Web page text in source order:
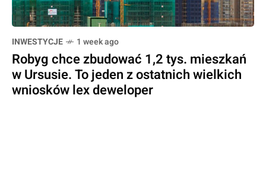
INWESTYCJE 1 week ago
Robyg chce zbudować 1,2 tys. mieszkań
w Ursusie. To jeden z ostatnich wielkich
wniosków lex deweloper